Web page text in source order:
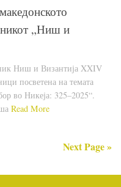
„Ниш и
Ниш и Византија XXIV
посветена на темата
во Никеја: 325–2025“.
Read More
Next Page »